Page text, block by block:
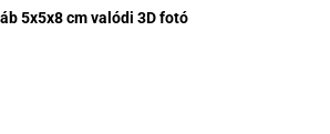
5x5x8 cm valódi 3D fotó